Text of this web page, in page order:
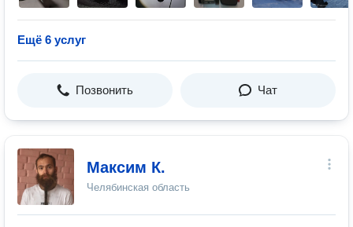
Ещё 6 услуг
Позвонить Чат
Максим К.
Челябинская область